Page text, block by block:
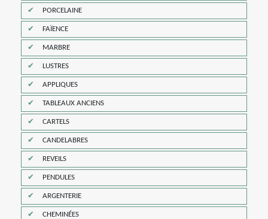
PORCELAINE
FAÏENCE
MARBRE
LUSTRES
APPLIQUES
TABLEAUX ANCIENS
CARTELS
CANDELABRES
REVEILS
PENDULES
ARGENTERIE
CHEMINÉES